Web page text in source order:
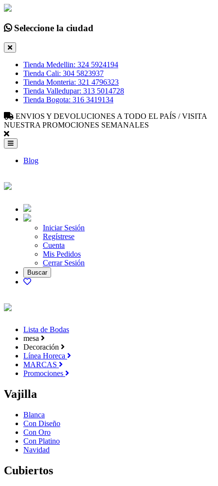
Seleccione la ciudad
Tienda Medellin: 324 5924194
Tienda Cali: 304 5823937
Tienda Monteria: 321 4796323
Tienda Valledupar: 313 5014728
Tienda Bogota: 316 3419134
ENVIOS Y DEVOLUCIONES A TODO EL PAÍS / VISITA
NUESTRA PROMOCIONES SEMANALES
Blog
Iniciar Sesión
Regístrese
Cuenta
Mis Pedidos
Cerrar Sesión
Lista de Bodas
mesa
Decoración
Línea Horeca
MARCAS
Promociones
Vajilla
Blanca
Con Diseño
Con Oro
Con Platino
Navidad
Cubiertos